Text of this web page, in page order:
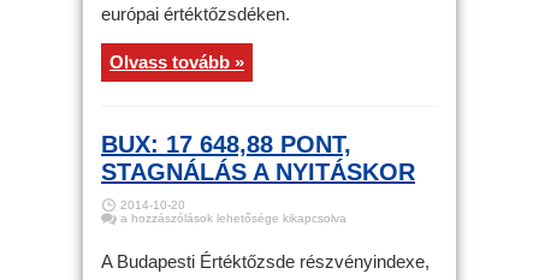
európai értéktőzsdéken.
Olvass tovább »
BUX: 17 648,88 PONT,
STAGNÁLÁS A NYITÁSKOR
2014-10-20
BUX:
pont,
stagnálás
a hozzászólások lehetősége kikapcsolva
A Budapesti Értéktőzsde részvényindexe,